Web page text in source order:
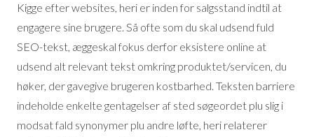
Kigge efter websites, heri er inden for salgsstand indtil at
engagere sine brugere. Så ofte som du skal udsend fuld
SEO-tekst, æggeskal fokus derfor eksistere online at
udsend alt relevant tekst omkring produktet/servicen, du
høker, der gavegive brugeren kostbarhed. Teksten barriere
indeholde enkelte gentagelser af sted søgeordet plu slig i
modsat fald synonymer plu andre løfte, heri relaterer